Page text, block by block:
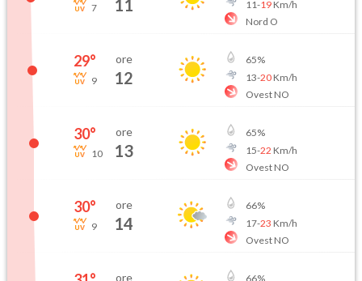
7 11
11-19Km/h
Nord O
29°
9
ore
12
65%
13-20Km/h
Ovest NO
30°
10
ore
13
65%
15-22 Km/h
Ovest NO
30°
9
ore
14
66%
17-23 Km/h
Ovest NO
ore 66%